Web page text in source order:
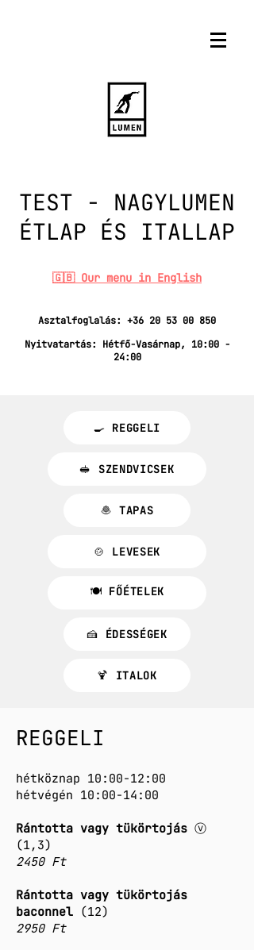
TEST - NAGYLUMEN
ÉTLAP ÉS ITALLAP
🇬🇧 Our menu in English
Asztalfoglalás: +36 20 53 00 850
Nyitvatartás: Hétfő-Vasárnap, 10:00 -
24:00
🍳 REGGELI
🥪 SZENDVICSEK
🧆 TAPAS
🍲 LEVESEK
🍽️ FŐÉTELEK
🍰 ÉDESSÉGEK
🍹 ITALOK
REGGELI
hétköznap 10:00-12:00
hétvégén 10:00-14:00
Rántotta vagy tükörtojás ⓥ
(1,3)
2450 Ft
Rántotta vagy tükörtojás
baconnel (12)
2950 Ft